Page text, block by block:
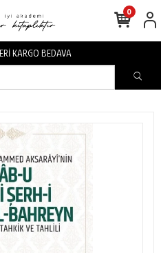
3000 TL VE ÜZERİ KARGO BEDAVA
0